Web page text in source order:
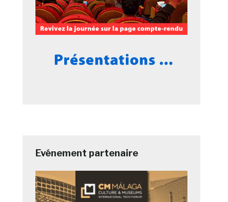
Evénement partenaire